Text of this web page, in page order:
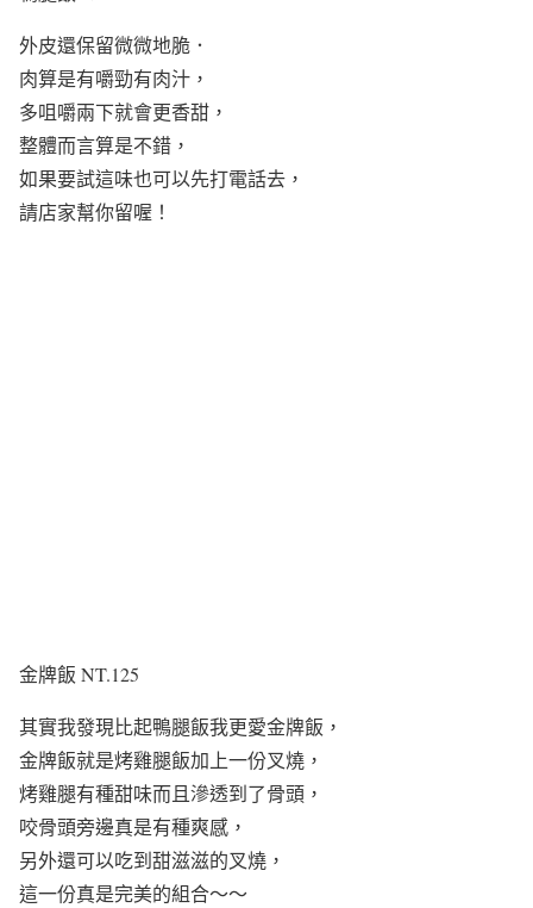
外皮還保留微微地脆．
肉算是有嚼勁有肉汁，
多咀嚼兩下就會更香甜，
整體而言算是不錯，
如果要試這味也可以先打電話去，
請店家幫你留喔！
金牌飯 NT.125
其實我發現比起鴨腿飯我更愛金牌飯，
金牌飯就是烤雞腿飯加上一份叉燒，
烤雞腿有種甜味而且滲透到了骨頭，
咬骨頭旁邊真是有種爽感，
另外還可以吃到甜滋滋的叉燒，
這一份真是完美的組合～～